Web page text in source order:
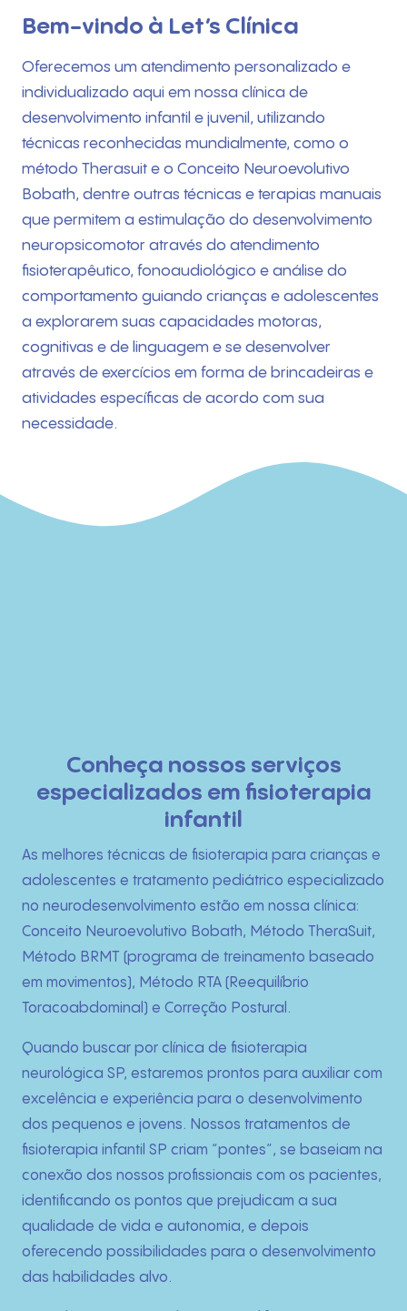
Início
Quem Somos
O que fazemos
Técnicas
Fotos
Blog
Contato
Bem-vindo à Let’s Clínica
Oferecemos um atendimento personalizado e
individualizado aqui em nossa clínica de
desenvolvimento infantil e juvenil, utilizando
técnicas reconhecidas mundialmente, como o
método Therasuit e o Conceito Neuroevolutivo
Bobath, dentre outras técnicas e terapias manuais
que permitem a estimulação do desenvolvimento
neuropsicomotor através do atendimento
fisioterapêutico, fonoaudiológico e análise do
comportamento guiando crianças e adolescentes
a explorarem suas capacidades motoras,
cognitivas e de linguagem e se desenvolver
através de exercícios em forma de brincadeiras e
atividades específicas de acordo com sua
necessidade.
Conheça nossos serviços
especializados em fisioterapia
infantil
As melhores técnicas de fisioterapia para crianças e
adolescentes e tratamento pediátrico especializado
no neurodesenvolvimento estão em nossa clínica:
Conceito Neuroevolutivo Bobath, Método TheraSuit,
Método BRMT (programa de treinamento baseado
em movimentos), Método RTA (Reequilíbrio
Toracoabdominal) e Correção Postural.
Quando buscar por clínica de fisioterapia
neurológica SP, estaremos prontos para auxiliar com
excelência e experiência para o desenvolvimento
dos pequenos e jovens. Nossos tratamentos de
fisioterapia infantil SP criam “pontes”, se baseiam na
conexão dos nossos profissionais com os pacientes,
identificando os pontos que prejudicam a sua
qualidade de vida e autonomia, e depois
oferecendo possibilidades para o desenvolvimento
das habilidades alvo.